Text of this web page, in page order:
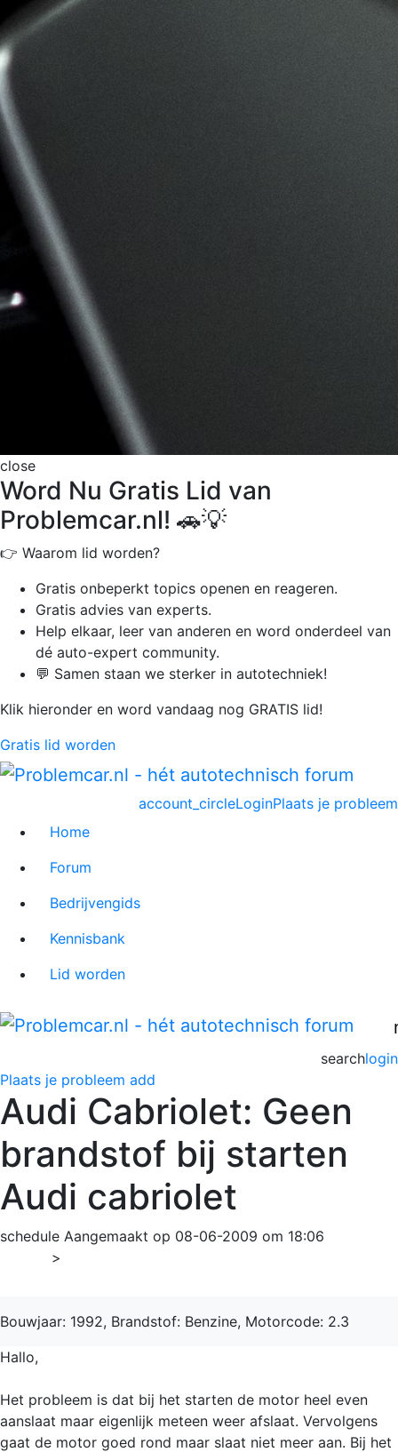
close
Word Nu Gratis Lid van
Problemcar.nl! 🚗💡
👉 Waarom lid worden?
Gratis onbeperkt topics openen en reageren.
Gratis advies van experts.
Help elkaar, leer van anderen en word onderdeel van
dé auto-expert community.
💬 Samen staan we sterker in autotechniek!
Klik hieronder en word vandaag nog GRATIS lid!
Gratis lid worden
Plaats je probleem
account_circleLogin
Home
Forum
Bedrijvengids
Kennisbank
Lid worden
login
search
Plaats je probleem add
Audi Cabriolet: Geen
brandstof bij starten
Audi cabriolet
schedule Aangemaakt op 08-06-2009 om 18:06
>
Bouwjaar: 1992, Brandstof: Benzine, Motorcode: 2.3
Hallo,
Het probleem is dat bij het starten de motor heel even
aanslaat maar eigenlijk meteen weer afslaat. Vervolgens
gaat de motor goed rond maar slaat niet meer aan. Bij het